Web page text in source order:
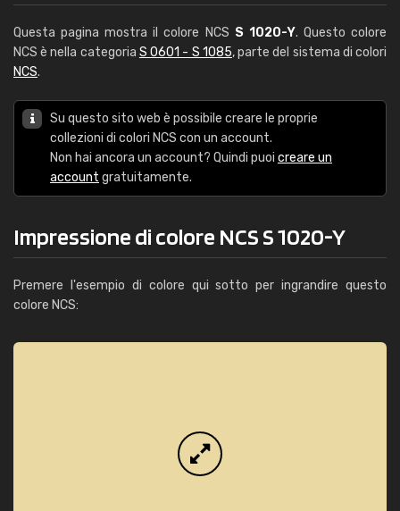
Questa pagina mostra il colore NCS S 1020-Y. Questo colore
NCS è nella categoria S 0601 - S 1085, parte del sistema di colori
NCS.
Su questo sito web è possibile creare le proprie
collezioni di colori NCS con un account.
Non hai ancora un account? Quindi puoi creare un
account gratuitamente.
Impressione di colore NCS S 1020-Y
Premere l'esempio di colore qui sotto per ingrandire questo
colore NCS: